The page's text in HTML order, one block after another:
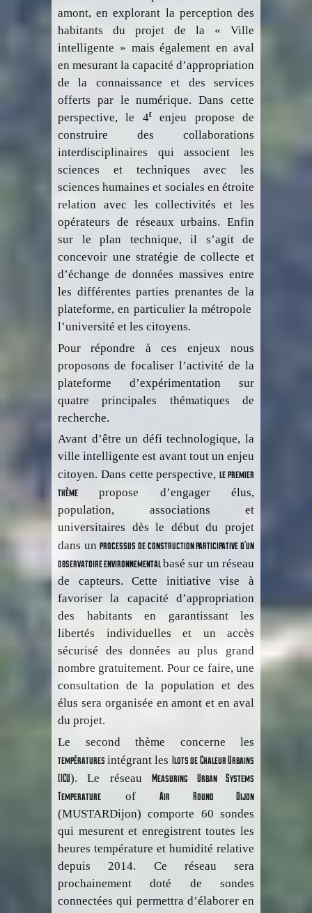
amont, en explorant la perception des
habitants du projet de la « Ville
intelligente » mais également en aval
en mesurant la capacité d’appropriation
de la connaissance et des services
offerts par le numérique. Dans cette
perspective, le 4eenjeu propose de
construire des collaborations
interdisciplinaires qui associent les
sciences et techniques avec les
sciences humaines et sociales en étroite
relation avec les collectivités et les
opérateurs de réseaux urbains. Enfin
sur le plan technique, il s’agit de
concevoir une stratégie de collecte et
d’échange de données massives entre
les différentes parties prenantes de la
plateforme, en particulier la métropole
l’université et les citoyens.
Pour répondre à ces enjeux nous
proposons de focaliser l’activité de la
plateforme d’expérimentation sur
quatre principales thématiques de
recherche.
Avant d’être un défi technologique, la
ville intelligente est avant tout un enjeu
citoyen. Dans cette perspective,le premier
thème propose d’engager élus,
population, associations et
universitaires dès le début du projet
dans unprocessus de construction participative d’un
observatoire environnementalbasé sur un réseau
de capteurs. Cette initiative vise à
favoriser la capacité d’appropriation
des habitants en garantissant les
libertés individuelles et un accès
sécurisé des données au plus grand
nombre gratuitement. Pour ce faire, une
consultation de la population et des
élus sera organisée en amont et en aval
du projet.
Le second thème concerne les
températures intégrant les Îlots de Chaleur Urbains
(ICU). Le réseauMeasuring Urban Systems
Temperature of Air Round Dijon
(MUSTARDijon) comporte 60 sondes
qui mesurent et enregistrent toutes les
heures température et humidité relative
depuis 2014. Ce réseau sera
prochainement doté de sondes
connectées qui permettra d’élaborer en